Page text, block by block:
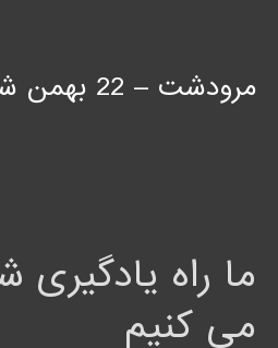
مرودشت – 22 بهمن شمالی
ما راه یادگیری
می کنیم